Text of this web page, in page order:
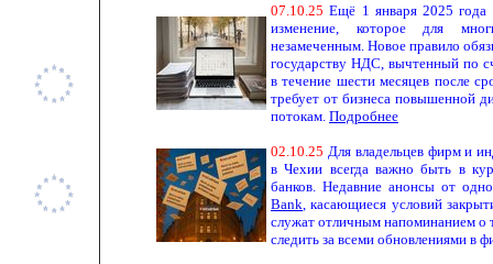
07.10. 25Ещё 1 января 2025 года
изменение, которое для
незамеченным. Новое правило
государству НДС, вычтенный по
в течение шести месяцев после
требует от бизнеса повышенной
потокам. Подробнее
02.10. 25 Для владельцев фирм и
в Чехии всегда важно быть в
банков. Недавние анонсы от
Bank , касающиеся условий
служат отличным напоминанием о
следить за всеми обновлениями в